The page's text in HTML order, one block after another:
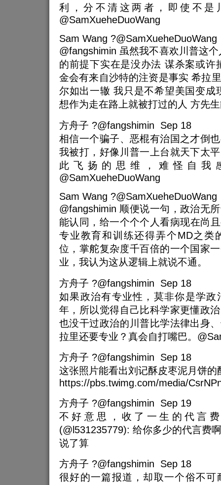
利，分不清这两者，即使不是
@SamXueheDuoWang
Sam Wang
@fangshimin 虽然我不喜欢川普这
的前提下实在是没办法 谋杀案或许
金会有来自沙特的注资是事实 希拉
尔如出一辙 我只是不希望美国变成
想作为走在路上就被打过的人 方先
方舟子 ?@fangshimin Sep 18
相信一个骗子、恶棍有治国之才倒
我被打，好像川普一上台就天下太
此飞扬的思维，难怪自我
@SamXueheDuoWang
Sam Wang
@fangshimin 顺便说一句，政治无
能认同，给一个个个人看病现在尚
专业教育和训练还得弄个MD之类
位，掌舵复杂度千百倍的一个国家
业，我认为这从逻辑上就说不通。
方舟子 ?@fangshimin Sep 18
如果政治有专业性，莫非你是学政
年，所以觉得自己比科学家更懂政
也没干过政治的川普比学法律出身
拉里还要专业？真会自打嘴巴。
方舟子 ?@fangshimin Sep 18
这张照片能看出刘记酥皮枣泥月饼的
https://pbs.twimg.com/media/
方舟子 ?@fangshimin Sep 19
不好意思，收了一生的代言
(@l531235779): 给你多少的代言费
说了算
方舟子 ?@fangshimin Sep 18
很好的一篇报道，却取一个俗不可